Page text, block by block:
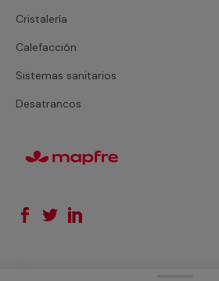
Cristalería
Calefacción
Sistemas sanitarios
Desatrancos